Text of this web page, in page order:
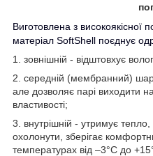
Виготовлена з високоякісної
матеріал SoftShell поєднує
1. зовнішній - відштовхує
2. середній (мембранний)
але дозволяє парі виходити
властивості;
3. внутрішній - утримує тепло,
охолонути, зберігає
температурах від –3°C до